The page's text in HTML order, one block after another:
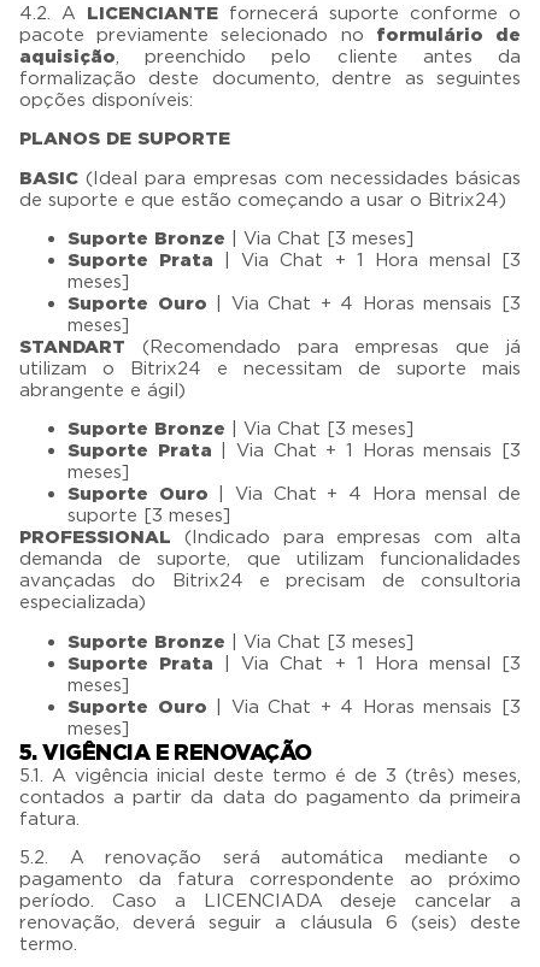
4.2. A LICENCIANTE fornecerá suporte conforme o
pacote previamente selecionado no formulário de
aquisição, preenchido pelo cliente antes da
formalização deste documento, dentre as seguintes
opções disponíveis:
PLANOS DE SUPORTE
BASIC (Ideal para empresas com necessidades básicas
de suporte e que estão começando a usar o Bitrix24)
Suporte Bronze | Via Chat [3 meses]
Suporte Prata | Via Chat + 1 Hora mensal [3
meses]
Suporte Ouro | Via Chat + 4 Horas mensais [3
meses]
STANDART (Recomendado para empresas que já
utilizam o Bitrix24 e necessitam de suporte mais
abrangente e ágil)
Suporte Bronze | Via Chat [3 meses]
Suporte Prata | Via Chat + 1 Horas mensais [3
meses]
Suporte Ouro | Via Chat + 4 Hora mensal de
suporte [3 meses]
PROFESSIONAL (Indicado para empresas com alta
demanda de suporte, que utilizam funcionalidades
avançadas do Bitrix24 e precisam de consultoria
especializada)
Suporte Bronze | Via Chat [3 meses]
Suporte Prata | Via Chat + 1 Hora mensal [3
meses]
Suporte Ouro | Via Chat + 4 Horas mensais [3
meses]
5. VIGÊNCIA E RENOVAÇÃO
5.1. A vigência inicial deste termo é de 3 (três) meses,
contados a partir da data do pagamento da primeira
fatura.
5.2. A renovação será automática mediante o
pagamento da fatura correspondente ao próximo
período. Caso a LICENCIADA deseje cancelar a
renovação, deverá seguir a cláusula 6 (seis) deste
termo.